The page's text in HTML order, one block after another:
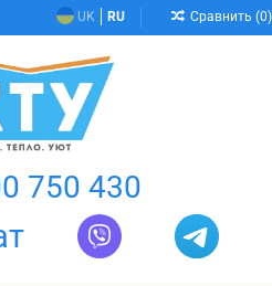
UK RU Сравнить (0)
750 430